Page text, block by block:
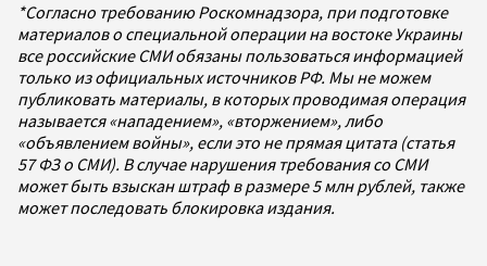
*Согласно требованию Роскомнадзора, при подготовке
материалов о специальной операции на востоке Украины
все российские СМИ обязаны пользоваться информацией
только из официальных источников РФ. Мы не можем
публиковать материалы, в которых проводимая операция
называется «нападением», «вторжением», либо
«объявлением войны», если это не прямая цитата (статья
57 ФЗ о СМИ). В случае нарушения требования со СМИ
может быть взыскан штраф в размере 5 млн рублей, также
может последовать блокировка издания.